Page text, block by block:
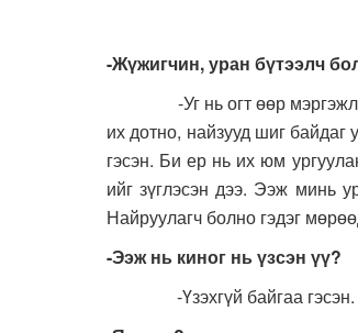
-Жүжигчин, уран бүтээлч
-Уг нь огт өөр мэргэжлээр
их дотно, найзууд шиг байдаг
гэсэн. Би ер нь их юм
ийг зүглэсэн дээ. Ээж минь
Найруулагч болно гэдэг
-Ээж нь киног нь үзсэн үү?
-Үзэхгүй байгаа гэсэн.